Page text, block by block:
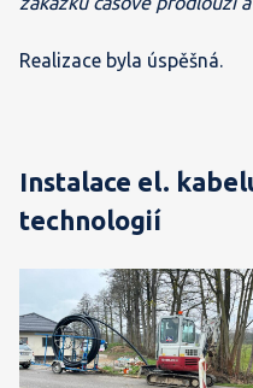
Realizace byla úspěšná.
Instalace el.
technologií